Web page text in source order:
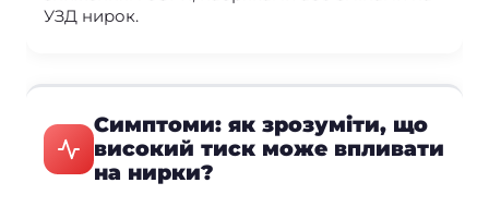
УЗД нирок.
Симптоми: як зрозуміти, що
високий тиск може впливати
на нирки?